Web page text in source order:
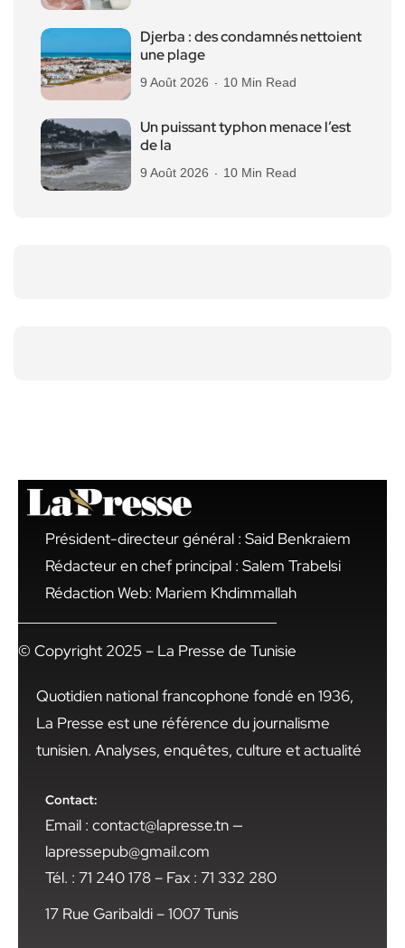
Djerba : des condamnés nettoient
une plage
9 Août 2026 10 Min Read
Un puissant typhon menace l’est
de la
9 Août 2026 10 Min Read
Président-directeur général : Said Benkraiem
Rédacteur en chef principal : Salem Trabelsi
Rédaction Web: Mariem Khdimmallah
© Copyright 2025 – La Presse de Tunisie
Quotidien national francophone fondé en 1936,
La Presse est une référence du journalisme
tunisien. Analyses, enquêtes, culture et actualité
Contact:
Email : contact@lapresse.tn —
lapressepub@gmail.com
Tél. : 71 240 178 – Fax : 71 332 280
17 Rue Garibaldi – 1007 Tunis